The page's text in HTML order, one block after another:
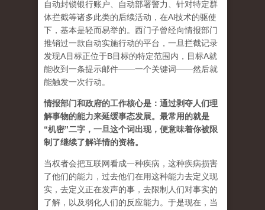
自动封锁银行账户、自动部署警力、针对特定群
体拦截等诸多此类的后续活动，在Al技术的驱使
下，基本是轻而易举的。西门子曾经向情报部门
推销过一款自动实施行动的平台，一旦拦截记录
发现A目标正位于B目标的特定范围内，目标A就
能收到一条提示邮件——一个关键词——然后就
能触发一次行动。
情报部门和政府的工作核心是：通过剥夺人们理
解事物的能力来延缓事态发展。最常用的就是
“机密”二字，一旦这个词出现，便意味着你被限
制了继续了解详情的资格。
当权者会把互联网看成一种疾病，这种疾病损害
了他们的能力，过去他们在用这种能力去定义现
实，去定义正在发声的事，去限制人们对事实的
了解，以及弱化人们的反应能力。于是现在，当